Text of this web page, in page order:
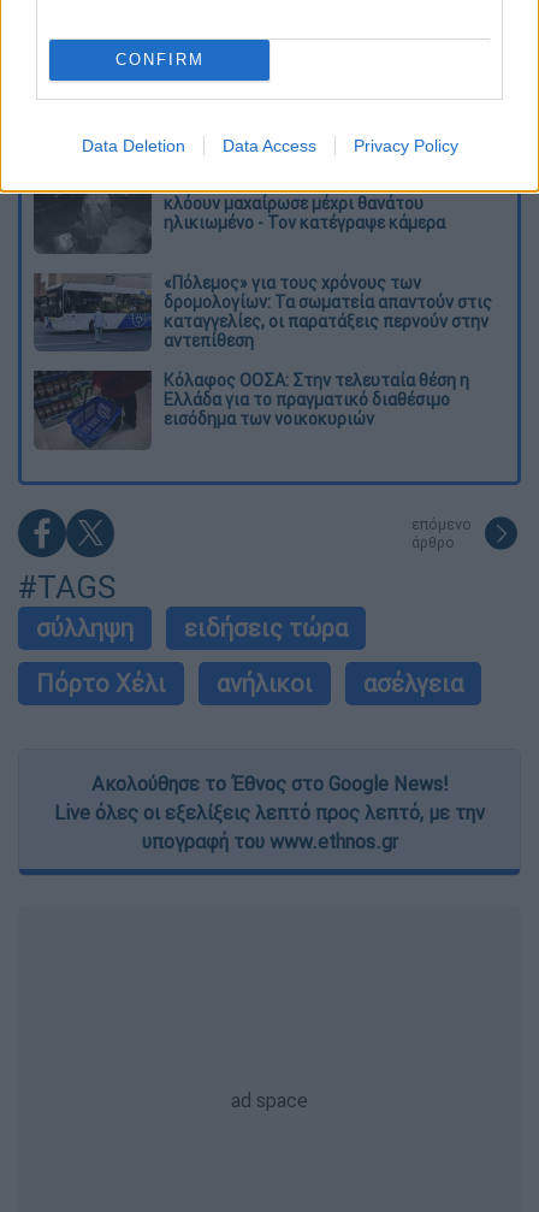
CONFIRM
Data Deletion Data Access Privacy Policy
Διαβάστε ακόμη
Δημιούργησαν με AI νέους ιούς μέσα σε
λίγες ώρες - Γιατί προβληματίζονται οι
κλόουν μαχαίρωσε μέχρι θανάτου
ηλικιωμένο - Τον κατέγραψε κάμερα
«Πόλεμος» για τους χρόνους των
δρομολογίων: Τα σωματεία απαντούν στις
καταγγελίες, οι παρατάξεις περνούν στην
αντεπίθεση
Κόλαφος ΟΟΣΑ: Στην τελευταία θέση η
Ελλάδα για το πραγματικό διαθέσιμο
εισόδημα των νοικοκυριών
επόμενο
άρθρο
#TAGS
σύλληψη
ειδήσεις τώρα
Πόρτο Χέλι
ανήλικοι ασέλγεια
Ακολούθησε το Έθνος στο Google News!
Live όλες οι εξελίξεις λεπτό προς λεπτό, με την
υπογραφή του www.ethnos.gr